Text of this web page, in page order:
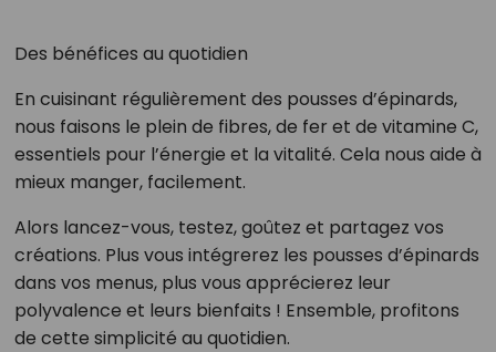
Des bénéfices au quotidien
En cuisinant régulièrement des pousses d’épinards,
nous faisons le plein de fibres, de fer et de vitamine C,
essentiels pour l’énergie et la vitalité. Cela nous aide à
mieux manger, facilement.
Alors lancez-vous, testez, goûtez et partagez vos
créations. Plus vous intégrerez les pousses d’épinards
dans vos menus, plus vous apprécierez leur
polyvalence et leurs bienfaits ! Ensemble, profitons
de cette simplicité au quotidien.